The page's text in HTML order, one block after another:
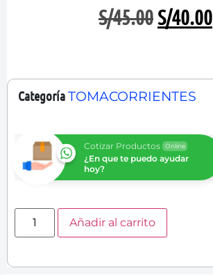
S/45.00S/40.00
CategoríaTOMACORRIENTES
Cotizar Productos Online
¿En que te puedo ayudar
hoy?
Añadir al carrito